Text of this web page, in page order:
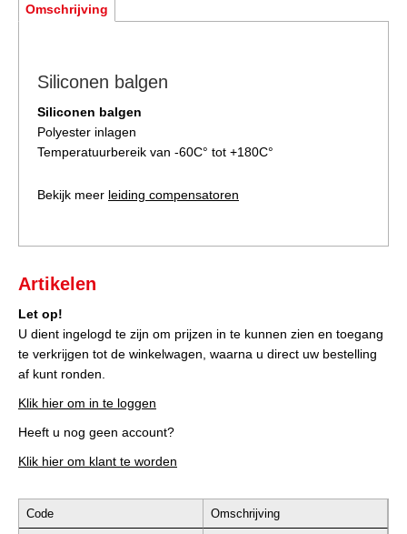
Omschrijving
Siliconen balgen
Siliconen balgen
Polyester inlagen
Temperatuurbereik van -60C° tot +180C°
Bekijk meer leiding compensatoren
Artikelen
Let op!
U dient ingelogd te zijn om prijzen in te kunnen zien en toegang
te verkrijgen tot de winkelwagen, waarna u direct uw bestelling
af kunt ronden.
Klik hier om in te loggen
Heeft u nog geen account?
Klik hier om klant te worden
Code Omschrijving